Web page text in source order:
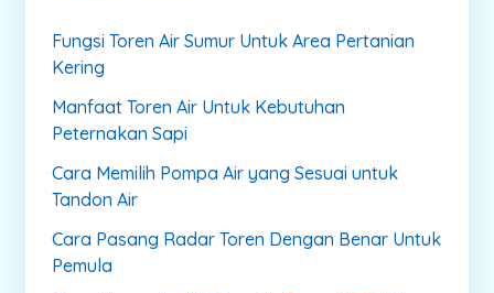
Fungsi Toren Air Sumur Untuk Area Pertanian
Kering
Manfaat Toren Air Untuk Kebutuhan
Peternakan Sapi
Cara Memilih Pompa Air yang Sesuai untuk
Tandon Air
Cara Pasang Radar Toren Dengan Benar Untuk
Pemula